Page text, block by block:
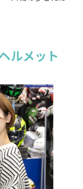
ルメット